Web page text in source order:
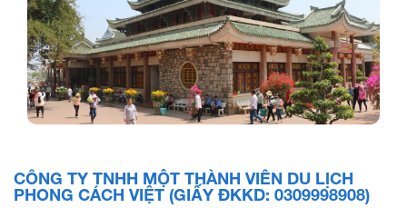
CÔNG TY TNHH MỘT THÀNH VIÊN DU LỊCH
PHONG CÁCH VIỆT (GIẤY ĐKKD: 0309998908)